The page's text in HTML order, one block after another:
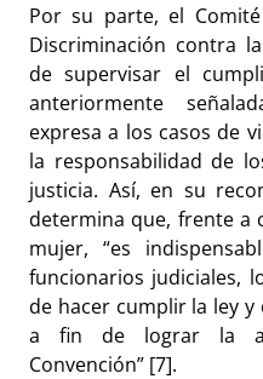
Por su parte, el
Discriminación contra
de supervisar el
anteriormente
expresa a los casos de
la responsabilidad de
justicia. Así, en su
determina que, frente a
mujer, “es
funcionarios judiciales,
de hacer cumplir la ley
a fin de lograr la
Convención” [7].